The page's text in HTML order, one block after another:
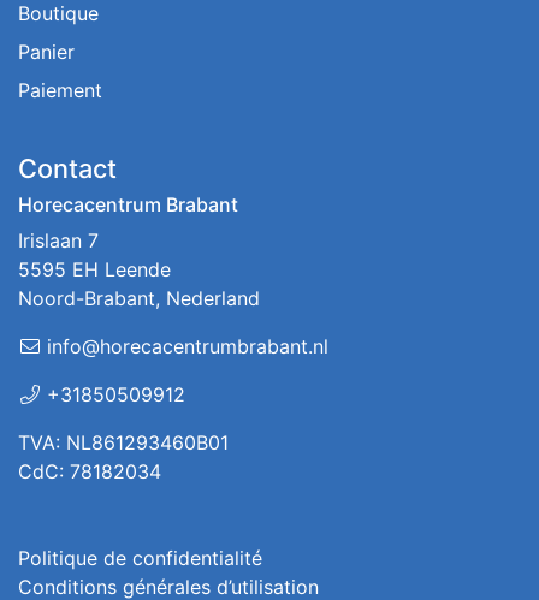
Boutique
Panier
Paiement
Contact
Horecacentrum Brabant
Irislaan 7
5595 EH Leende
Noord-Brabant, Nederland
info@horecacentrumbrabant.nl
+31850509912
TVA: NL861293460B01
CdC: 78182034
Politique de confidentialité
Conditions générales d’utilisation